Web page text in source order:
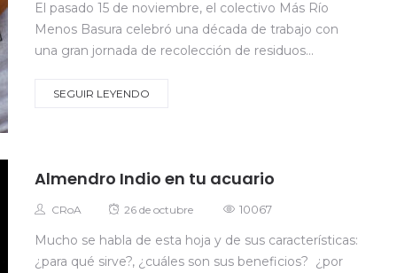
El pasado 15 de noviembre, el colectivo Más Río
Menos Basura celebró una década de trabajo con
una gran jornada de recolección de residuos...
SEGUIR LEYENDO
Almendro Indio en tu acuario
Autor
CRoA
Posted
26 de octubre 10067
Mucho se habla de esta hoja y de sus características:
¿para qué sirve?, ¿cuáles son sus beneficios? ¿por